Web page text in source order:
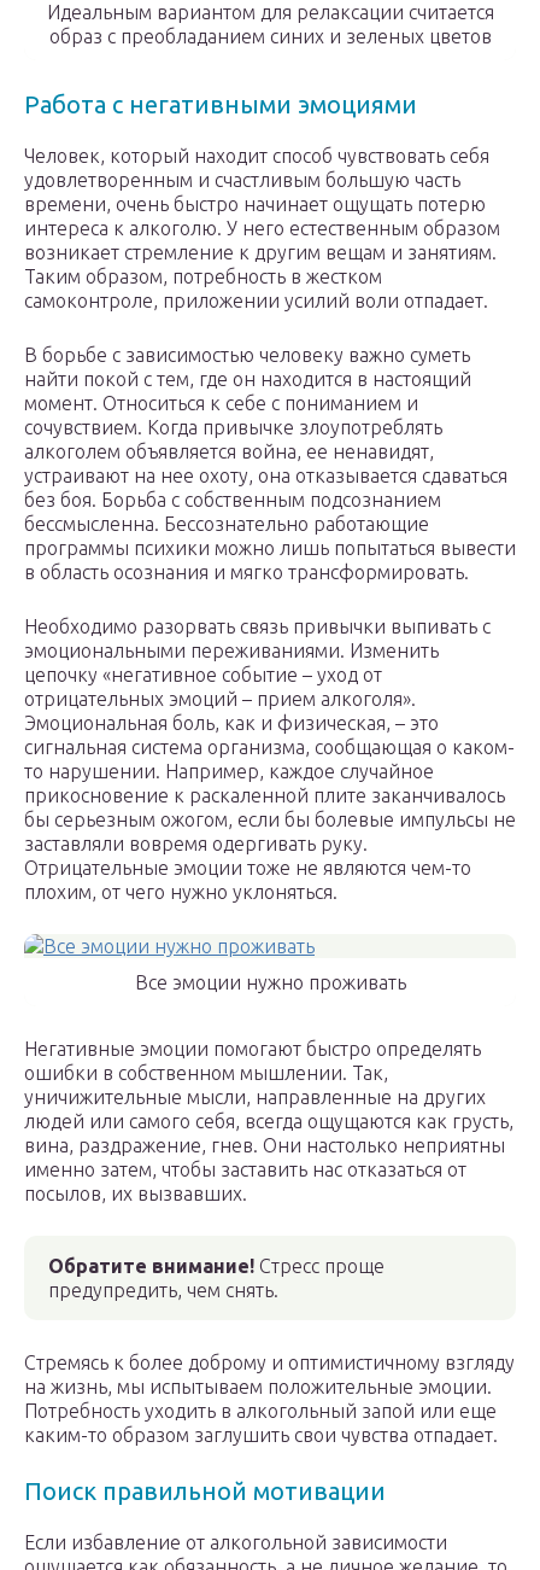
Идеальным вариантом для релаксации считается
образ с преобладанием синих и зеленых цветов
Работа с негативными эмоциями
Человек, который находит способ чувствовать себя
удовлетворенным и счастливым большую часть
времени, очень быстро начинает ощущать потерю
интереса к алкоголю. У него естественным образом
возникает стремление к другим вещам и занятиям.
Таким образом, потребность в жестком
самоконтроле, приложении усилий воли отпадает.
В борьбе с зависимостью человеку важно суметь
найти покой с тем, где он находится в настоящий
момент. Относиться к себе с пониманием и
сочувствием. Когда привычке злоупотреблять
алкоголем объявляется война, ее ненавидят,
устраивают на нее охоту, она отказывается сдаваться
без боя. Борьба с собственным подсознанием
бессмысленна. Бессознательно работающие
программы психики можно лишь попытаться вывести
в область осознания и мягко трансформировать.
Необходимо разорвать связь привычки выпивать с
эмоциональными переживаниями. Изменить
цепочку «негативное событие – уход от
отрицательных эмоций – прием алкоголя».
Эмоциональная боль, как и физическая, – это
сигнальная система организма, сообщающая о каком-
то нарушении. Например, каждое случайное
прикосновение к раскаленной плите заканчивалось
бы серьезным ожогом, если бы болевые импульсы не
заставляли вовремя одергивать руку.
Отрицательные эмоции тоже не являются чем-то
плохим, от чего нужно уклоняться.
Все эмоции нужно проживать
Негативные эмоции помогают быстро определять
ошибки в собственном мышлении. Так,
уничижительные мысли, направленные на других
людей или самого себя, всегда ощущаются как грусть,
вина, раздражение, гнев. Они настолько неприятны
именно затем, чтобы заставить нас отказаться от
посылов, их вызвавших.
Обратите внимание! Стресс проще
предупредить, чем снять.
Стремясь к более доброму и оптимистичному взгляду
на жизнь, мы испытываем положительные эмоции.
Потребность уходить в алкогольный запой или еще
каким-то образом заглушить свои чувства отпадает.
Поиск правильной мотивации
Если избавление от алкогольной зависимости